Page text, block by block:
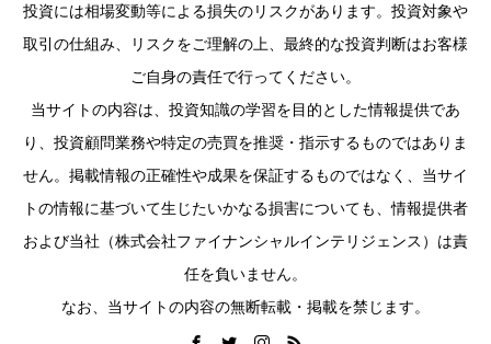
投資には相場変動等による損失のリスクがあります。投資対象や
取引の仕組み、リスクをご理解の上、最終的な投資判断はお客様
ご自身の責任で行ってください。
当サイトの内容は、投資知識の学習を目的とした情報提供であ
り、投資顧問業務や特定の売買を推奨・指示するものではありま
せん。掲載情報の正確性や成果を保証するものではなく、当サイ
トの情報に基づいて生じたいかなる損害についても、情報提供者
および当社（株式会社ファイナンシャルインテリジェンス）は責
任を負いません。
なお、当サイトの内容の無断転載・掲載を禁じます。